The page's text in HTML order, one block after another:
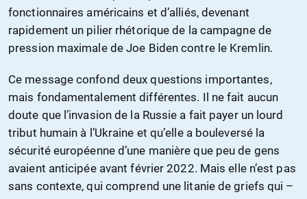
fonctionnaires américains et d’alliés, devenant
rapidement un pilier rhétorique de la campagne de
pression maximale de Joe Biden contre le Kremlin.
Ce message confond deux questions importantes,
mais fondamentalement différentes. Il ne fait aucun
doute que l’invasion de la Russie a fait payer un lourd
tribut humain à l’Ukraine et qu’elle a bouleversé la
sécurité européenne d’une manière que peu de gens
avaient anticipée avant février 2022. Mais elle n’est pas
sans contexte, qui comprend une litanie de griefs qui –